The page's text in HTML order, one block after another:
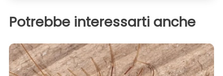
Potrebbe interessarti anche